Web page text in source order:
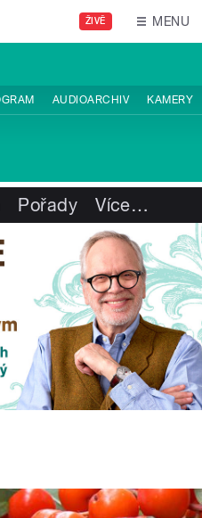
ŽIVĚ MENU
AUDIOARCHIV KAMERY
Pořady Více…